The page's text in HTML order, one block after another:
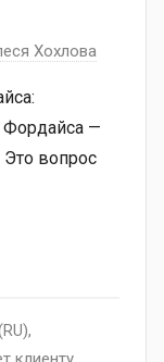
Хохлова
Фордайса —
Это вопрос
,